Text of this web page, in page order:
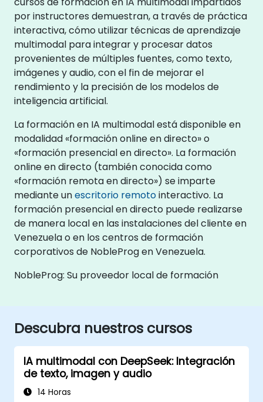
por instructores demuestran, a través de práctica
interactiva, cómo utilizar técnicas de aprendizaje
multimodal para integrar y procesar datos
provenientes de múltiples fuentes, como texto,
imágenes y audio, con el fin de mejorar el
rendimiento y la precisión de los modelos de
inteligencia artificial.
La formación en IA multimodal está disponible en
modalidad «formación online en directo» o
«formación presencial en directo». La formación
online en directo (también conocida como
«formación remota en directo») se imparte
mediante unescritorio remotointeractivo. La
formación presencial en directo puede realizarse
de manera local en las instalaciones del cliente en
Venezuela o en los centros de formación
corporativos de NobleProg en Venezuela.
NobleProg: Su proveedor local de formación
Descubra nuestros cursos
IA multimodal con DeepSeek: Integración
de texto, imagen y audio
14 Horas